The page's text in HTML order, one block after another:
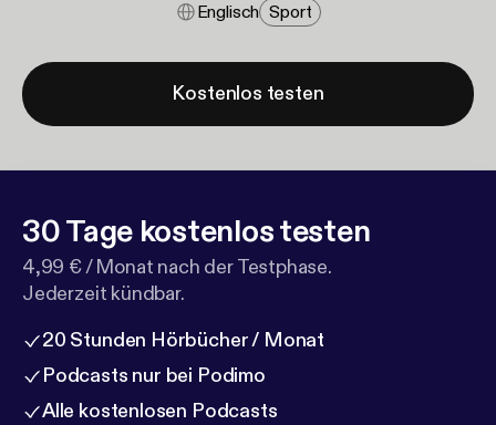
Englisch Sport
Kostenlos testen
30 Tage kostenlos testen
4,99 € / Monat nach der Testphase.
Jederzeit kündbar.
20 Stunden Hörbücher / Monat
Podcasts nur bei Podimo
Alle kostenlosen Podcasts